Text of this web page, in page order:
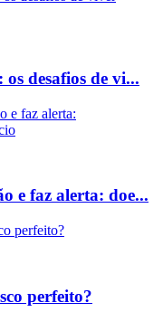
desafios de vi...
e faz alerta: doe...
perfeito?